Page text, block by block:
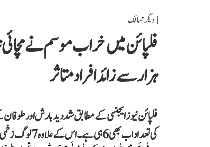
دیگر ممالک
ہزار سے زائد افراد متاثر
کی تعداد اب بھی 6 ہی ہے۔ اس کے علاوہ 7 لوگ زخمی ہوئے ہیں۔